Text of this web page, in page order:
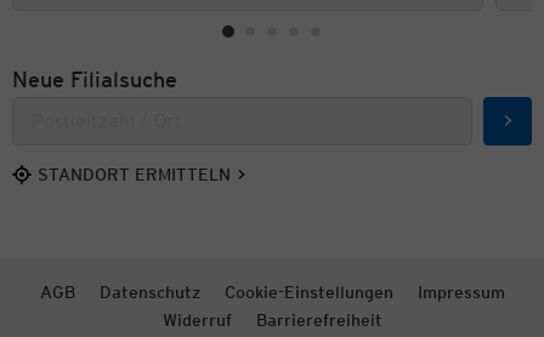
Neue Filialsuche
STANDORT ERMITTELN
AGB Datenschutz Cookie-Einstellungen
Impressum
Widerruf
Barrierefreiheit